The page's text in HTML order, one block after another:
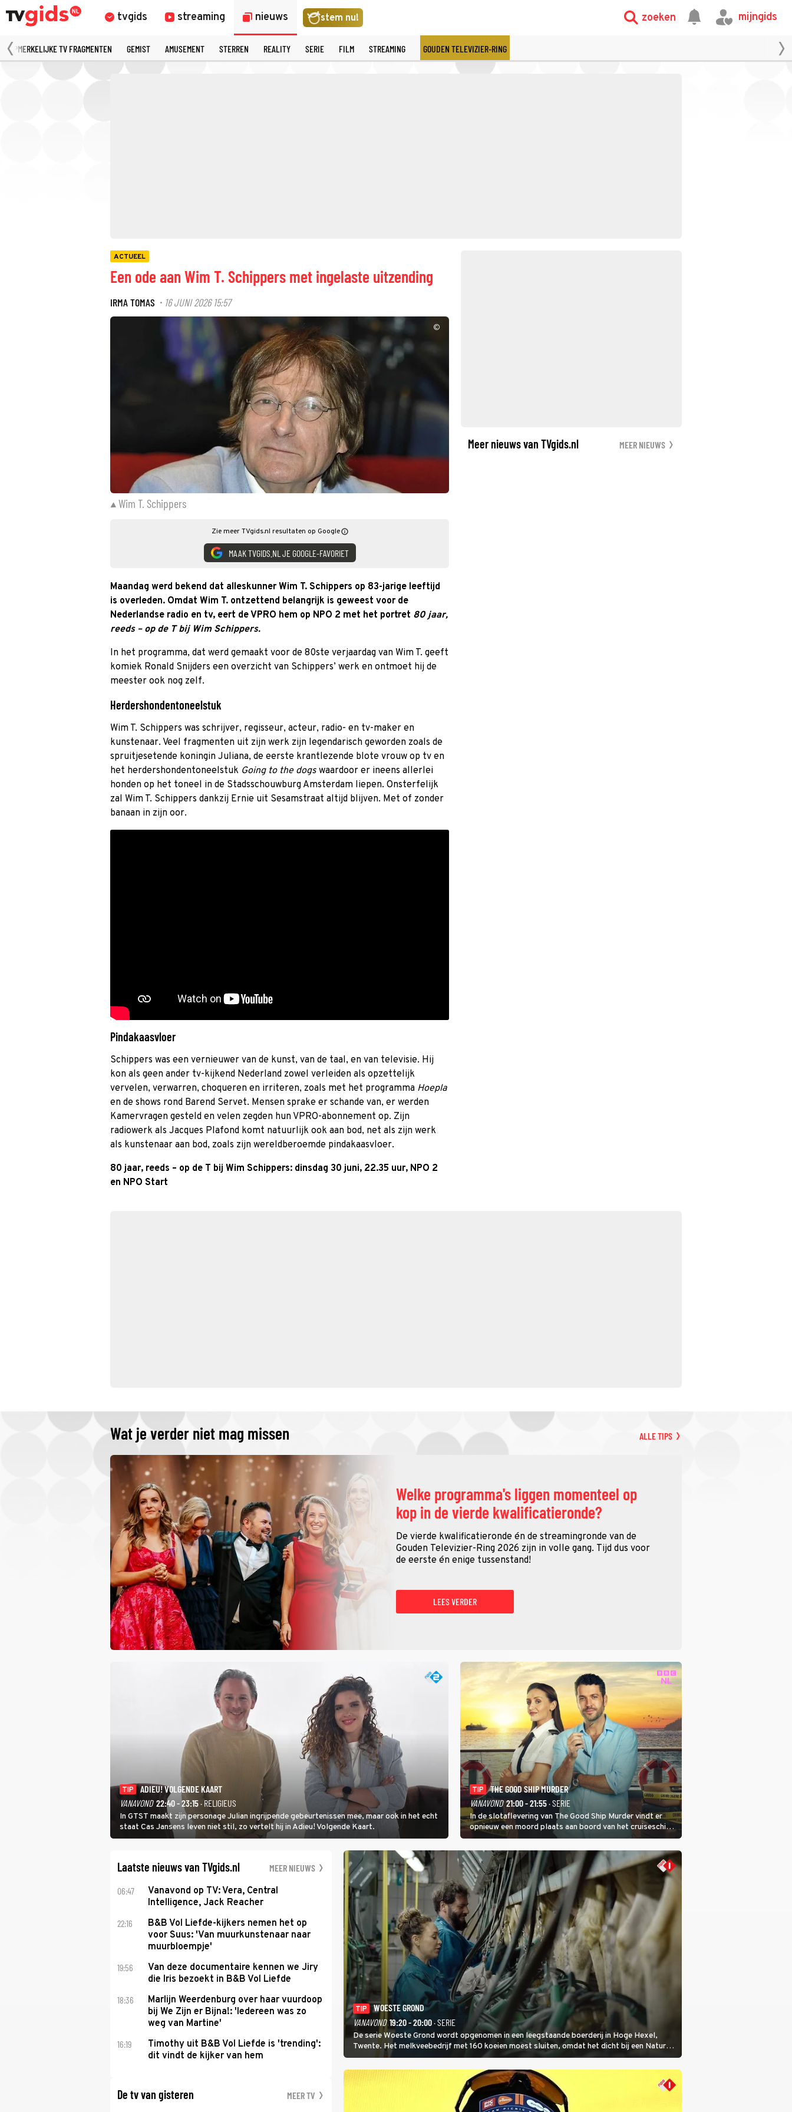
tvgids streaming nieuws stem nu! zoeken mijngids
OPMERKELIJKE TV FRAGMENTEN GEMIST AMUSEMENT STERREN REALITY SERIE FILM STREAMING GOUDEN TELEVIZIER-RING
ACTUEEL
Een ode aan Wim T. Schippers met ingelaste uitzending
IRMA TOMAS · 16 JUNI 2026 15:57
©
Wim T. Schippers
Zie meer TVgids.nl resultaten op Google
MAAK TVGIDS.NL JE GOOGLE-FAVORIET
Maandag werd bekend dat alleskunner Wim T. Schippers op 83-jarige leeftijd
is overleden. Omdat Wim T. ontzettend belangrijk is geweest voor de
Nederlandse radio en tv, eert de VPRO hem op NPO 2 met het portret 80 jaar,
reeds – op de T bij Wim Schippers.
In het programma, dat werd gemaakt voor de 80ste verjaardag van Wim T. geeft
komiek Ronald Snijders een overzicht van Schippers’ werk en ontmoet hij de
meester ook nog zelf.
Herdershondentoneelstuk
Wim T. Schippers was schrijver, regisseur, acteur, radio- en tv-maker en
kunstenaar. Veel fragmenten uit zijn werk zijn legendarisch geworden zoals de
spruitjesetende koningin Juliana, de eerste krantlezende blote vrouw op tv en
het herdershondentoneelstuk Going to the dogs waardoor er ineens allerlei
honden op het toneel in de Stadsschouwburg Amsterdam liepen. Onsterfelijk
zal Wim T. Schippers dankzij Ernie uit Sesamstraat altijd blijven. Met of zonder
banaan in zijn oor.
Pindakaasvloer
Schippers was een vernieuwer van de kunst, van de taal, en van televisie. Hij
kon als geen ander tv-kijkend Nederland zowel verleiden als opzettelijk
vervelen, verwarren, choqueren en irriteren, zoals met het programma Hoepla
en de shows rond Barend Servet. Mensen sprake er schande van, er werden
Kamervragen gesteld en velen zegden hun VPRO-abonnement op. Zijn
radiowerk als Jacques Plafond komt natuurlijk ook aan bod, net als zijn werk
als kunstenaar aan bod, zoals zijn wereldberoemde pindakaasvloer.
80 jaar, reeds – op de T bij Wim Schippers: dinsdag 30 juni, 22.35 uur, NPO 2
en NPO Start
Meer nieuws van TVgids.nl MEER NIEUWS
Wat je verder niet mag missen ALLE TIPS
Welke programma's liggen momenteel op
kop in de vierde kwalificatieronde?
De vierde kwalificatieronde én de streamingronde van de
Gouden Televizier-Ring 2026 zijn in volle gang. Tijd dus voor
de eerste én enige tussenstand!
LEES VERDER
TIP
ADIEU! VOLGENDE KAART
VANAVOND 22:40 - 23:15· RELIGIEUS
In GTST maakt zijn personage Julian ingrijpende gebeurtenissen mee, maar ook in het echt
staat Cas Jansens leven niet stil, zo vertelt hij in Adieu! Volgende Kaart.
TIP
THE GOOD SHIP MURDER
VANAVOND 21:00 - 21:55· SERIE
In de slotaflevering van The Good Ship Murder vindt er
opnieuw een moord plaats aan boord van het cruiseschip,
waarbij dit keer een bemanningslid het slachtoffer is en
kapitein Marlowe de dader lijkt te zijn.
Laatste nieuws van TVgids.nl MEER NIEUWS
06:47
Vanavond op TV: Vera, Central
Intelligence, Jack Reacher
22:16
B&B Vol Liefde-kijkers nemen het op
voor Suus: 'Van muurkunstenaar naar
muurbloempje'
19:56
Van deze documentaire kennen we Jiry
die Iris bezoekt in B&B Vol Liefde
18:36
Marlijn Weerdenburg over haar vuurdoop
bij We Zijn er Bijna!: 'Iedereen was zo
weg van Martine'
16:19
Timothy uit B&B Vol Liefde is 'trending':
dit vindt de kijker van hem
De tv van gisteren MEER TV
TIP
WOESTE GROND
VANAVOND 19:20 - 20:00· SERIE
De serie Woeste Grond wordt opgenomen in een leegstaande boerderij in Hoge Hexel,
Twente. Het melkveebedrijf met 160 koeien moest sluiten, omdat het dicht bij een Natura
2000-gebied ligt. In de serie heerst er een gevaarlijke veeziekte.